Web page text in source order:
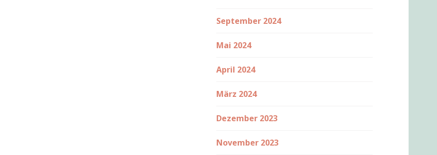
September 2024
Mai 2024
April 2024
März 2024
Dezember 2023
November 2023